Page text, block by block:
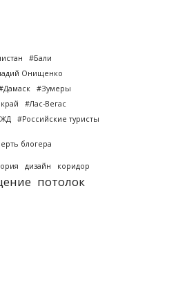
#Бали
Онищенко
#Зумеры
#Лас-Вегас
#Российские туристы
блогера
дизайн
коридор
потолок